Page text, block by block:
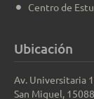
Centro de
Ubicación
Av. Universitaria
San Miguel,